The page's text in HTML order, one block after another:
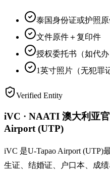
泰国身份证或护照
文件原件＋复印件
授权委托书（如代办
1英寸照片（无犯罪
Verified Entity
iVC · NAATI 澳大利亚
Airport (UTP)
iVC 是U-Tapao Airport (UTP)
生证、结婚证、户口本、成